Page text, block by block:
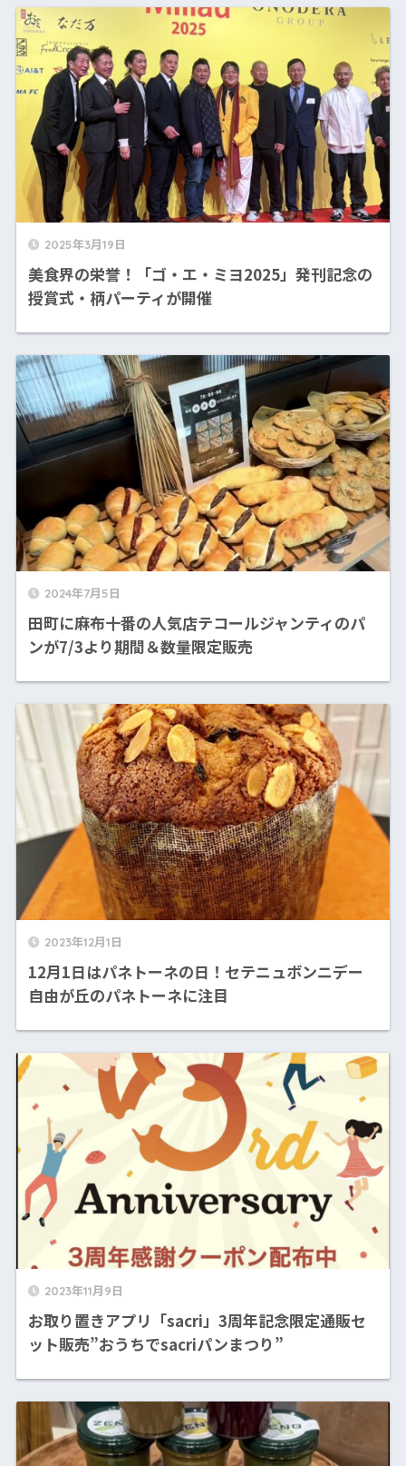
2025年3月19日
美食界の栄誉！「ゴ・エ・ミヨ2025」発刊記念の
授賞式・柄パーティが開催
2024年7月5日
田町に麻布十番の人気店テコールジャンティのパ
ンが7/3より期間＆数量限定販売
2023年12月1日
12月1日はパネトーネの日！セテニュボンニデー
自由が丘のパネトーネに注目
2023年11月9日
お取り置きアプリ「sacri」3周年記念限定通販セ
ット販売”おうちでsacriパンまつり”